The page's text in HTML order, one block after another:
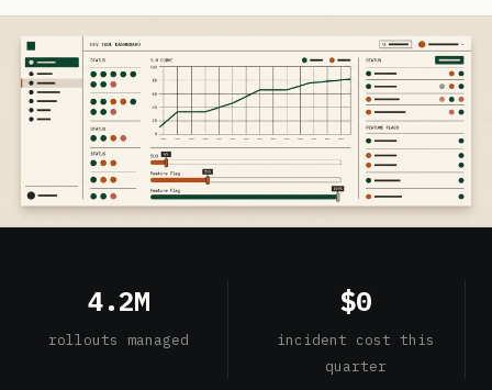
4.2M
rollouts managed
$0
incident cost this
quarter